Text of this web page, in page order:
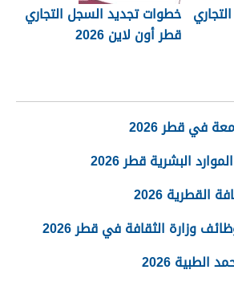
خطوات تجديد السجل التجاري
قطر أون لاين 2026
في قطر 2026
البشرية قطر 2026
2026
وزارة الثقافة في قطر 2026
2026